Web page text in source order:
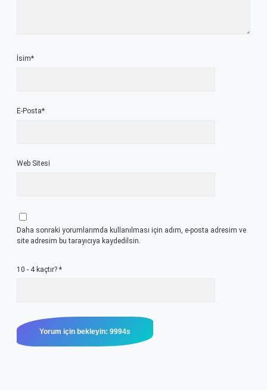
İsim*
E-Posta*
Web Sitesi
Daha sonraki yorumlarımda kullanılması için adım, e-posta adresim ve
site adresim bu tarayıcıya kaydedilsin.
10 - 4 kaçtır? *